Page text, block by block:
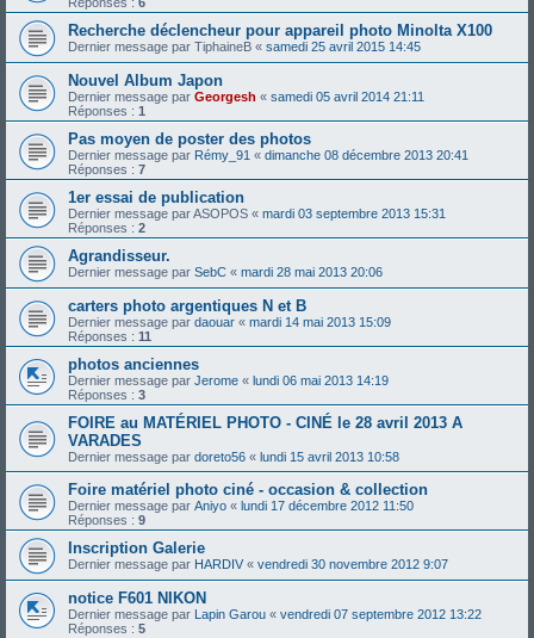
Recherche déclencheur pour appareil photo Minolta X100
Dernier message par TiphaineB « samedi 25 avril 2015 14:45
Nouvel Album Japon
Dernier message par Georgesh « samedi 05 avril 2014 21:11
Réponses : 1
Pas moyen de poster des photos
Dernier message par Rémy_91 « dimanche 08 décembre 2013 20:41
Réponses : 7
1er essai de publication
Dernier message parASOPOS « mardi 03 septembre 2013 15:31
Réponses : 2
Agrandisseur.
Dernier message par SebC « mardi 28 mai 2013 20:06
carters photo argentiques N et B
Dernier message par daouar « mardi 14 mai 2013 15:09
Réponses : 11
photos anciennes
Dernier message par Jerome « lundi 06 mai 2013 14:19
Réponses : 3
FOIRE au MATÉRIEL PHOTO - CINÉ le 28 avril 2013 A
VARADES
Dernier message par doreto56 « lundi 15 avril 2013 10:58
Foire matériel photo ciné - occasion & collection
Dernier message par Aniyo « lundi 17 décembre 2012 11:50
Réponses : 9
Inscription Galerie
Dernier message par HARDIV « vendredi 30 novembre 2012 9:07
notice F601 NIKON
Dernier message par Lapin Garou « vendredi 07 septembre 2012 13:22
Réponses : 5